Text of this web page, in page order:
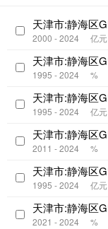
天津市:静海区
2000 - 2024 亿元
天津市:静海区
1995 - 2024 %
天津市:静海区
1995 - 2024 亿元
天津市:静海区
2011 - 2024 %
天津市:静海区
1995 - 2024 亿元
天津市:静海区
2021 - 2024 %